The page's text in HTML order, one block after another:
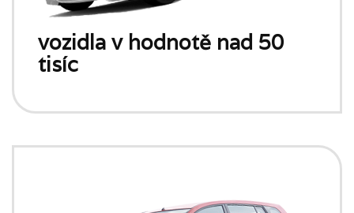
vozidla v hodnotě nad 50
tisíc